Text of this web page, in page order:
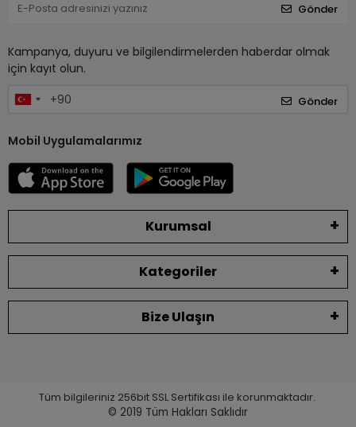
Gönder
Kampanya, duyuru ve bilgilendirmelerden haberdar olmak
için kayıt olun.
Gönder
Mobil Uygulamalarımız
Kurumsal
Kategoriler
Bize Ulaşın
Tüm bilgileriniz 256bit SSL Sertifikası ile korunmaktadır.
© 2019 Tüm Hakları Saklıdır